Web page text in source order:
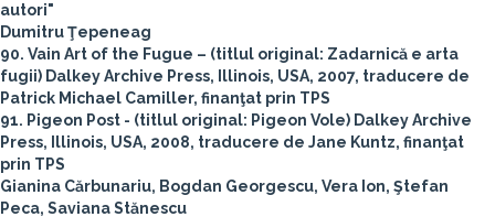
autori"
Dumitru Ţepeneag
90. Vain Art of the Fugue – (titlul original: Zadarnică e arta
fugii) Dalkey Archive Press, Illinois, USA, 2007, traducere de
Patrick Michael Camiller, finanţat prin TPS
91. Pigeon Post - (titlul original: Pigeon Vole) Dalkey Archive
Press, Illinois, USA, 2008, traducere de Jane Kuntz, finanţat
prin TPS
Gianina Cărbunariu, Bogdan Georgescu, Vera Ion, Ştefan
Peca, Saviana Stănescu